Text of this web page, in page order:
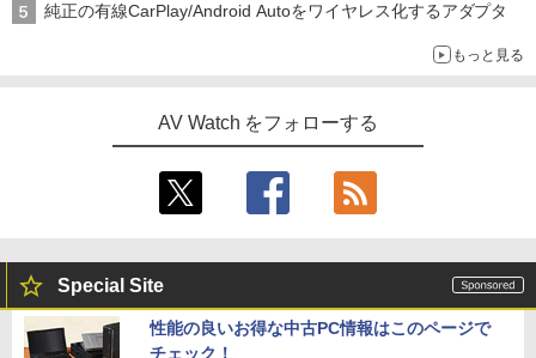
純正の有線CarPlay/Android Autoをワイヤレス化するアダプタ
もっと見る
AV Watch をフォローする
Special Site
性能の良いお得な中古PC情報はこのページで
チェック！